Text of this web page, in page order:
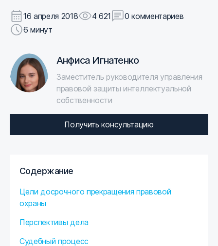
16 апреля 2018 4 621
0 комментариев
6 минут
Содержание
Цели досрочного прекращения правовой
охраны
Перспективы дела
Судебный процесс
Анфиса Игнатенко
Заместитель руководителя управления
правовой защиты интеллектуальной
собственности
Получить консультацию